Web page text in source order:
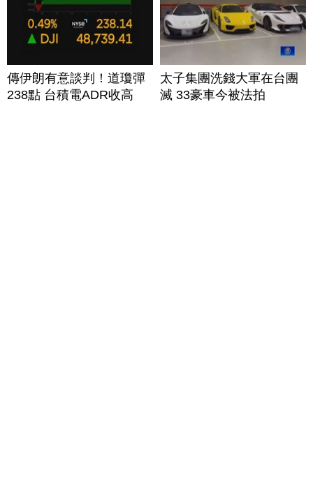
傳伊朗有意談判！道瓊彈
238點 台積電ADR收高
太子集團洗錢大軍在台團
滅 33豪車今被法拍